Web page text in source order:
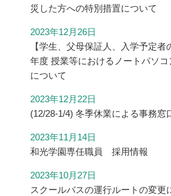
災した方への特別措置について
2023年12月26日
【学生、父母保証人、入学予定者
年度 授業等におけるノートパソ
について
2023年12月22日
(12/28-1/4) 冬季休業による事務窓
2023年11月14日
和光学園専任職員 採用情報
2023年10月27日
スクールバスの運行ルートの変更